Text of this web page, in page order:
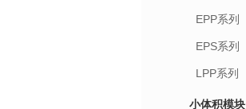
EPP系列
EPS系列
LPP系列
小体积模块